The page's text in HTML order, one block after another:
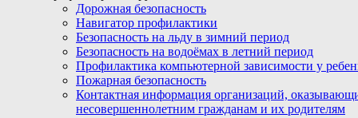
Дорожная безопасность
Навигатор профилактики
Безопасность на льду в зимний период
Безопасность на водоёмах в летний период
Профилактика компьютерной зависимости у
Пожарная безопасность
Контактная информация организаций,
несовершеннолетним гражданам и их родителям